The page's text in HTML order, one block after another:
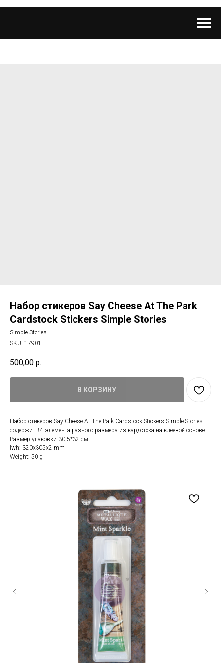
Набор стикеров Say Cheese At The Park
Cardstock Stickers Simple Stories
Simple Stories
SKU: 17901
500,00 р.
В КОРЗИНУ
Набор стикеров Say Cheese At The Park Cardstock Stickers Simple Stories
содержит 84 элемента разного размера из кардстока на клеевой основе.
Размер упаковки 30,5*32 см.
lwh: 320x305x2 mm
Weight: 50 g